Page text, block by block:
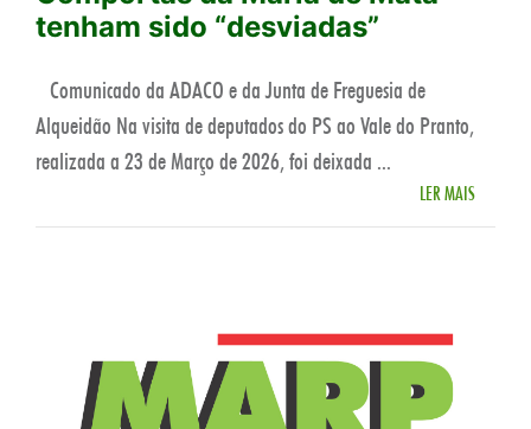
tenham sido “desviadas”
Comunicado da ADACO e da Junta de Freguesia de
Alqueidão Na visita de deputados do PS ao Vale do Pranto,
realizada a 23 de Março de 2026, foi deixada ...
LER MAIS